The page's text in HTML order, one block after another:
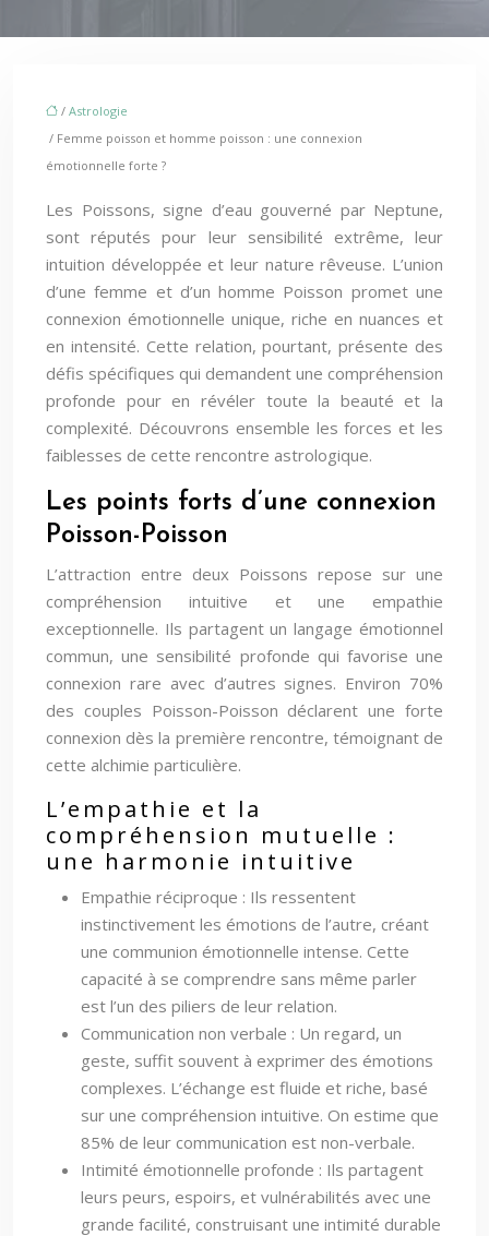
/ Astrologie
/ Femme poisson et homme poisson : une connexion
émotionnelle forte ?
Les Poissons, signe d’eau gouverné par Neptune,
sont réputés pour leur sensibilité extrême, leur
intuition développée et leur nature rêveuse. L’union
d’une femme et d’un homme Poisson promet une
connexion émotionnelle unique, riche en nuances et
en intensité. Cette relation, pourtant, présente des
défis spécifiques qui demandent une compréhension
profonde pour en révéler toute la beauté et la
complexité. Découvrons ensemble les forces et les
faiblesses de cette rencontre astrologique.
Les points forts d’une connexion
Poisson-Poisson
L’attraction entre deux Poissons repose sur une
compréhension intuitive et une empathie
exceptionnelle. Ils partagent un langage émotionnel
commun, une sensibilité profonde qui favorise une
connexion rare avec d’autres signes. Environ 70%
des couples Poisson-Poisson déclarent une forte
connexion dès la première rencontre, témoignant de
cette alchimie particulière.
L’empathie et la
compréhension mutuelle :
une harmonie intuitive
Empathie réciproque : Ils ressentent
instinctivement les émotions de l’autre, créant
une communion émotionnelle intense. Cette
capacité à se comprendre sans même parler
est l’un des piliers de leur relation.
Communication non verbale : Un regard, un
geste, suffit souvent à exprimer des émotions
complexes. L’échange est fluide et riche, basé
sur une compréhension intuitive. On estime que
85% de leur communication est non-verbale.
Intimité émotionnelle profonde : Ils partagent
leurs peurs, espoirs, et vulnérabilités avec une
grande facilité, construisant une intimité durable